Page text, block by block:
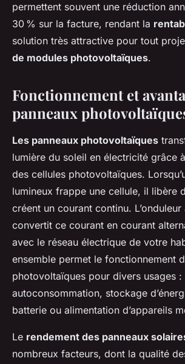
permettent souvent une réduction
30 % sur la facture, rendant la
solution très attractive pour tout
de modules photovoltaïques.
Fonctionnement et
panneaux
Les panneaux photovoltaïques
lumière du soleil en électricité grâce
des cellules photovoltaïques.
lumineux frappe une cellule, il libère
créent un courant continu. L’onduleur
convertit ce courant en courant
avec le réseau électrique de votre
ensemble permet le fonctionnement
photovoltaïques pour divers usages :
autoconsommation, stockage
batterie ou alimentation d’appareils
Le rendement des panneaux
nombreux facteurs, dont la qualité